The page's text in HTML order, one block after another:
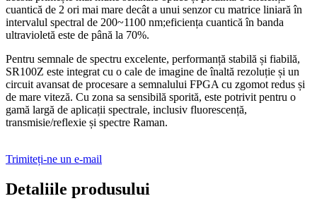
cuantică de 2 ori mai mare decât a unui senzor cu matrice liniară în
intervalul spectral de 200~1100 nm;eficiența cuantică în banda
ultravioletă este de până la 70%.
Pentru semnale de spectru excelente, performanță stabilă și fiabilă,
SR100Z este integrat cu o cale de imagine de înaltă rezoluție și un
circuit avansat de procesare a semnalului FPGA cu zgomot redus și
de mare viteză. Cu zona sa sensibilă sporită, este potrivit pentru o
gamă largă de aplicații spectrale, inclusiv fluorescență,
transmisie/reflexie și spectre Raman.
Trimiteți-ne un e-mail
Detaliile produsului